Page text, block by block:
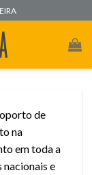
de
na
em toda a
nacionais e